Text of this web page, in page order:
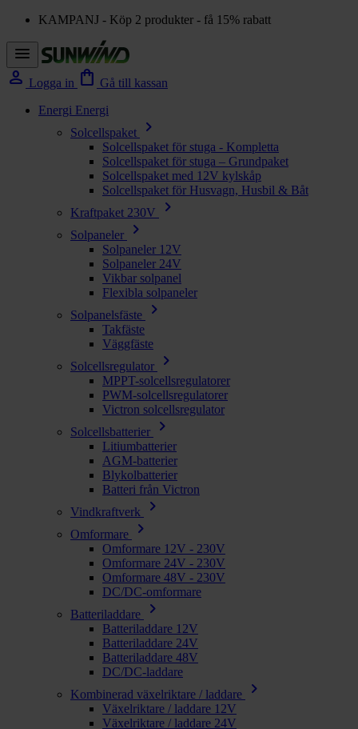
KAMPANJ - Köp 2 produkter - få 15% rabatt
menu
person Logga in shopping_bag Gå till kassan
Energi Energi
Solcellspaket
chevron_right
Solcellspaket för stuga - Kompletta
Solcellspaket för stuga – Grundpaket
Solcellspaket med 12V kylskåp
Solcellspaket för Husvagn, Husbil & Båt
Kraftpaket 230V
chevron_right
Solpaneler chevron_right
Solpaneler 12V
Solpaneler 24V
Vikbar solpanel
Flexibla solpaneler
Solpanelsfäste
chevron_right
Takfäste
Väggfäste
Solcellsregulator
chevron_right
MPPT-solcellsregulatorer
PWM-solcellsregulatorer
Victron solcellsregulator
Solcellsbatterier
chevron_right
Litiumbatterier
AGM-batterier
Blykolbatterier
Batteri från Victron
Vindkraftverk
chevron_right
Omformare chevron_right
Omformare 12V - 230V
Omformare 24V - 230V
Omformare 48V - 230V
DC/DC-omformare
Batteriladdare
chevron_right
Batteriladdare 12V
Batteriladdare 24V
Batteriladdare 48V
DC/DC-laddare
Kombinerad växelriktare / laddare
chevron_right
Växelriktare / laddare 12V
Växelriktare / laddare 24V